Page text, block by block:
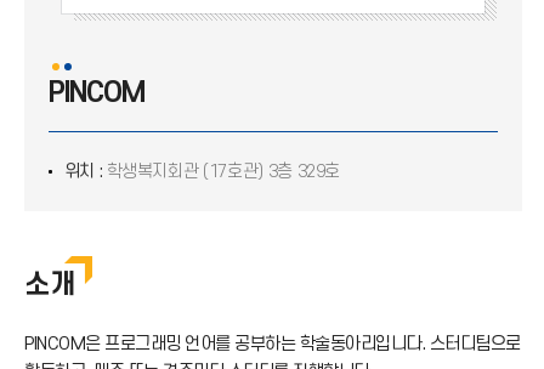
PINCOM
PINCOM
위치 : 학생복지회관 (17호관) 3층 329호
소개
PINCOM은 프로그래밍 언어를 공부하는 학술동아리입니다. 스터디팀으로